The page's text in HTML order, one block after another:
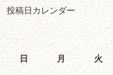
投稿日カレンダー
日 月 火